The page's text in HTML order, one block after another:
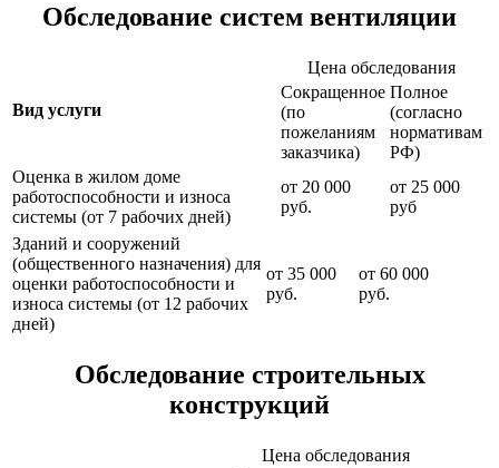
Обследование систем вентиляции
Вид услуги
Цена обследования
Сокращенное
(по
пожеланиям
заказчика)
Полное
(согласно
нормативам
РФ)
Оценка в жилом доме
работоспособности и износа
системы (от 7 рабочих дней)
от 20 000
руб.
от 25 000
руб
Зданий и сооружений
(общественного назначения) для
оценки работоспособности и
износа системы (от 12 рабочих
дней)
от 35 000
руб.
от 60 000
руб.
Обследование строительных
конструкций
Цена обследования